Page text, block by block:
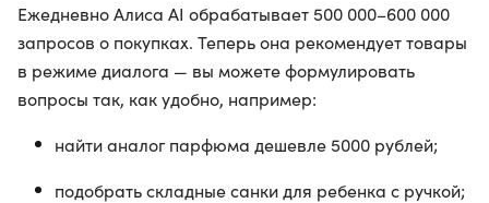
Ежедневно Алиса AI обрабатывает 500 000–600 000
запросов о покупках. Теперь она рекомендует товары
в режиме диалога — вы можете формулировать
вопросы так, как удобно, например:
найти аналог парфюма дешевле 5000 рублей;
подобрать складные санки для ребенка с ручкой;